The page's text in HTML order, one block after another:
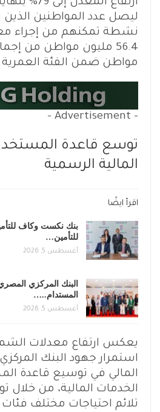
ليصل عدد المواطنين
نشطة تمكنهم من إجراء
مواطن ضمن الفئة العمرية 15 سنة فأكثر.
- Advertisement -
توسع قاعدة
المالية الرسمية
اقرأ ايضًا
بنك نكست وكاف
للتأمين…
أغسطس 5, 2026
البنك المركزي
المستدام..…
أغسطس 5, 2026
يعكس ارتفاع معدلات
استمرار جهود البنك
المالي في توسيع قاعدة
الخدمات المالية، من خلال
تلائم احتياجات مختلف